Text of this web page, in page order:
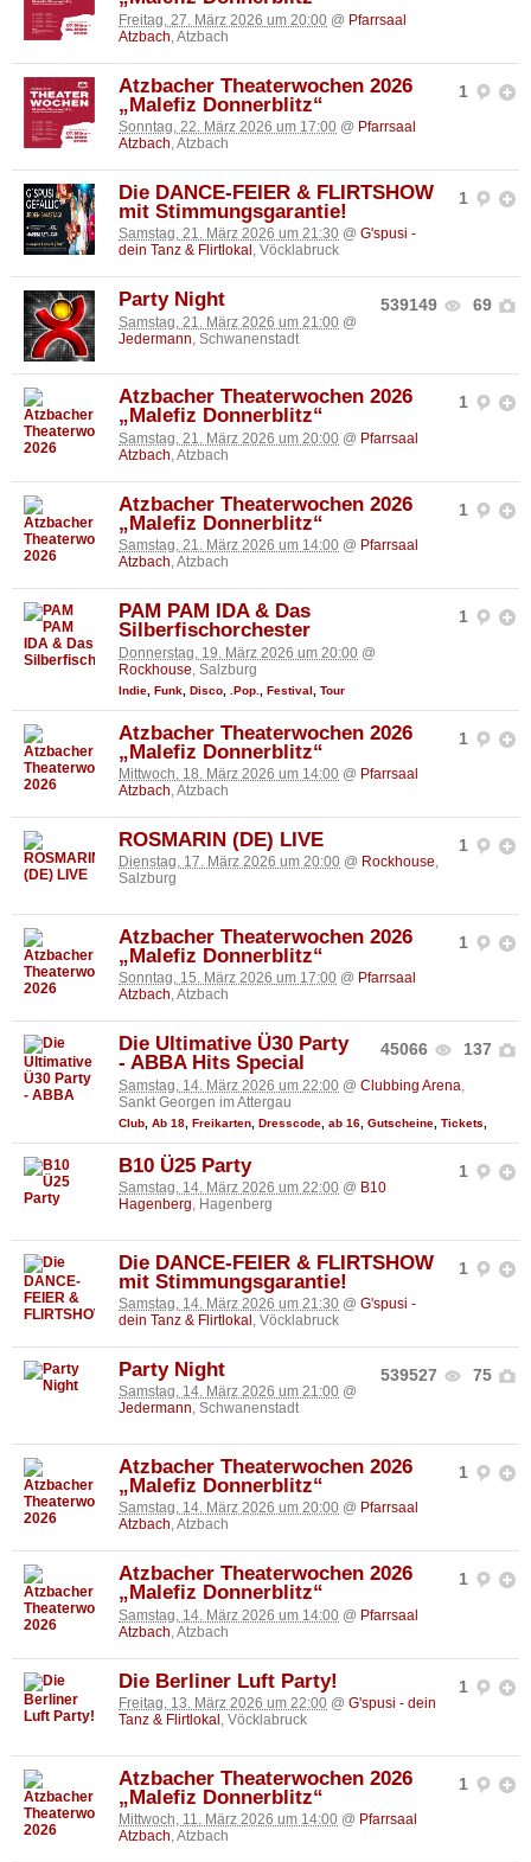
Freitag, 27. März 2026 um 20:00 @ Pfarrsaal
Atzbach , Atzbach
1
Atzbacher Theaterwochen 2026
„Malefiz Donnerblitz“
Sonntag, 22. März 2026 um 17:00 @ Pfarrsaal
Atzbach, Atzbach
1
Die DANCE-FEIER & FLIRTSHOW
mit Stimmungsgarantie!
Samstag, 21. März 2026 um 21:30 @ G'spusi -
dein Tanz & Flirtlokal , Vöcklabruck
539149 69
Party Night
Samstag, 21. März 2026 um 21:00 @
Jedermann , Schwanenstadt
1
Atzbacher Theaterwochen 2026
„Malefiz Donnerblitz“
Samstag, 21. März 2026 um 20:00 @ Pfarrsaal
Atzbach , Atzbach
1
Atzbacher Theaterwochen 2026
„Malefiz Donnerblitz“
Samstag, 21. März 2026 um 14:00 @ Pfarrsaal
Atzbach, Atzbach
1
PAM PAM IDA & Das
Silberfischorchester
Donnerstag, 19. März 2026 um 20:00 @
Rockhouse , Salzburg
Indie Funk Disco .Pop. Festival Tour
1
Atzbacher Theaterwochen 2026
„Malefiz Donnerblitz“
Mittwoch, 18. März 2026 um 14:00 @ Pfarrsaal
Atzbach, Atzbach
1
ROSMARIN (DE) LIVE
Dienstag, 17. März 2026 um 20:00 @ Rockhouse,
Salzburg
1
Atzbacher Theaterwochen 2026
„Malefiz Donnerblitz“
Sonntag, 15. März 2026 um 17:00 @ Pfarrsaal
Atzbach, Atzbach
45066 137
Die Ultimative Ü30 Party
- ABBA Hits Special
Samstag, 14. März 2026 um 22:00 @ Clubbing Arena
Sankt Georgen im Attergau
Club Ab 18 Freikarten Dresscode ab 16 Gutscheine Tickets
1
B10 Ü25 Party
Samstag, 14. März 2026 um 22:00 @ B10
Hagenberg, Hagenberg
1
Die DANCE-FEIER & FLIRTSHOW
mit Stimmungsgarantie!
Samstag, 14. März 2026 um 21:30 @ G'spusi -
dein Tanz & Flirtlokal , Vöcklabruck
539527 75
Party Night
Samstag, 14. März 2026 um 21:00 @
Jedermann, Schwanenstadt
1
Atzbacher Theaterwochen 2026
„Malefiz Donnerblitz“
Samstag, 14. März 2026 um 20:00 @ Pfarrsaal
Atzbach, Atzbach
1
Atzbacher Theaterwochen 2026
„Malefiz Donnerblitz“
Samstag, 14. März 2026 um 14:00 @ Pfarrsaal
Atzbach , Atzbach
1
Die Berliner Luft Party!
Freitag, 13. März 2026 um 22:00 @ G'spusi - dein
Tanz & Flirtlokal , Vöcklabruck
1
Atzbacher Theaterwochen 2026
„Malefiz Donnerblitz“
Mittwoch, 11. März 2026 um 14:00 @ Pfarrsaal
Atzbach, Atzbach